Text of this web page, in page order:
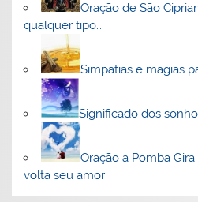
Oração de São
qualquer tipo…
Simpatias e magias
Significado dos
Oração a Pomba
volta seu amor